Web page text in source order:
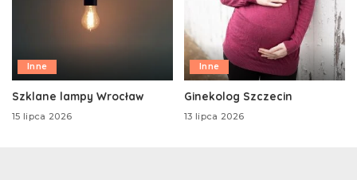
Inne
Szklane lampy Wrocław
15 lipca 2026
Inne
Ginekolog Szczecin
13 lipca 2026